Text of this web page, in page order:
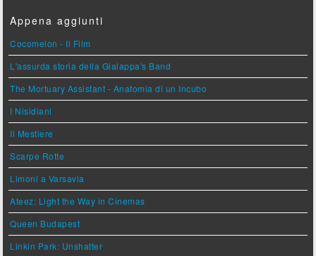
Appena aggiunti
Cocomelon - Il Film
L'assurda storia della Gialappa's Band
The Mortuary Assistant - Anatomia di un Incubo
I Nisidiani
Il Mestiere
Scarpe Rotte
Limoni a Varsavia
Ateez: Light the Way in Cinemas
Queen Budapest
Linkin Park: Unshatter